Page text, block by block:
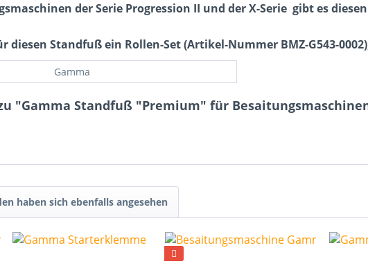
der Serie Progression II und der X-Serie gibt es
diesen Standfuß ein Rollen-Set (Artikel-Nummer BMZ-G543-
Gamma
"Gamma Standfuß "Premium" für
haben sich ebenfalls angesehen